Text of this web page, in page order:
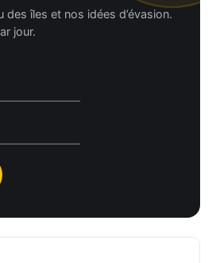
des îles et nos idées d’évasion.
jour.